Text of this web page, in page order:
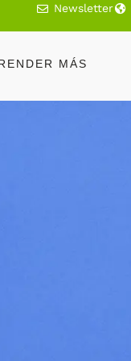
Newsletter
MÁS